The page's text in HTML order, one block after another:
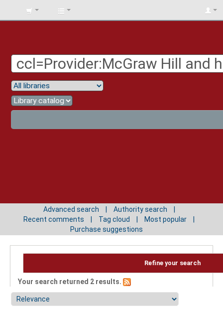
BIBLIOTECA
Advanced search
Authority search
Recent comments
Tag cloud
Most popular
Purchase suggestions
Refine your search
Your search returned 2 results.